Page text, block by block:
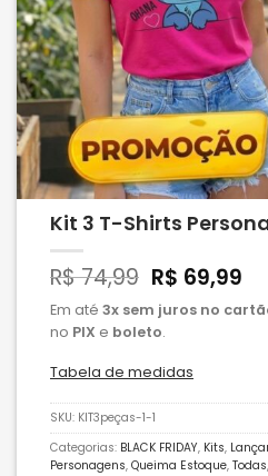
Kit 3 T-Shirts
R$74,99 R$ 69,99
Em até 3x sem juros no
no PIX e boleto.
Tabela de medidas
SKU: KIT3peças-1-1
Categorias: BLACK FRIDAY, Kits,
Personagens, Queima Estoque, Todas,